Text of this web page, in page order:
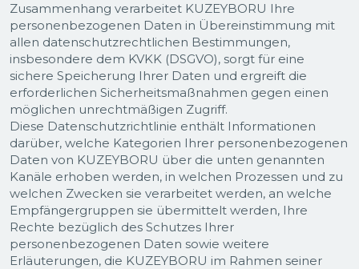
Zusammenhang verarbeitet KUZEYBORU Ihre
personenbezogenen Daten in Übereinstimmung mit
allen datenschutzrechtlichen Bestimmungen,
insbesondere dem KVKK (DSGVO), sorgt für eine
sichere Speicherung Ihrer Daten und ergreift die
erforderlichen Sicherheitsmaßnahmen gegen einen
möglichen unrechtmäßigen Zugriff.
Diese Datenschutzrichtlinie enthält Informationen
darüber, welche Kategorien Ihrer personenbezogenen
Daten von KUZEYBORU über die unten genannten
Kanäle erhoben werden, in welchen Prozessen und zu
welchen Zwecken sie verarbeitet werden, an welche
Empfängergruppen sie übermittelt werden, Ihre
Rechte bezüglich des Schutzes Ihrer
personenbezogenen Daten sowie weitere
Erläuterungen, die KUZEYBORU im Rahmen seiner